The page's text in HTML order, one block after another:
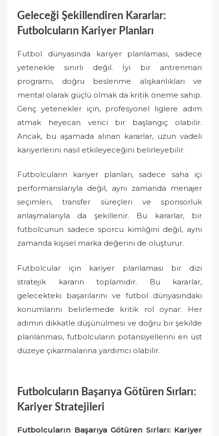
Geleceği Şekillendiren Kararlar:
Futbolcuların Kariyer Planları
Futbol dünyasında kariyer planlaması, sadece
yetenekle sınırlı değil. İyi bir antrenman
programı, doğru beslenme alışkanlıkları ve
mental olarak güçlü olmak da kritik öneme sahip.
Genç yetenekler için, profesyonel liglere adım
atmak heyecan verici bir başlangıç olabilir.
Ancak, bu aşamada alınan kararlar, uzun vadeli
kariyerlerini nasıl etkileyeceğini belirleyebilir.
Futbolcuların kariyer planları, sadece saha içi
performanslarıyla değil, aynı zamanda menajer
seçimleri, transfer süreçleri ve sponsorluk
anlaşmalarıyla da şekillenir. Bu kararlar, bir
futbolcunun sadece sporcu kimliğini değil, aynı
zamanda kişisel marka değerini de oluşturur.
Futbolcular için kariyer planlaması bir dizi
stratejik kararın toplamıdır. Bu kararlar,
gelecekteki başarılarını ve futbol dünyasındaki
konumlarını belirlemede kritik rol oynar. Her
adımın dikkatle düşünülmesi ve doğru bir şekilde
planlanması, futbolcuların potansiyellerini en üst
düzeye çıkarmalarına yardımcı olabilir.
Futbolcuların Başarıya Götüren Sırları:
Kariyer Stratejileri
Futbolcuların Başarıya Götüren Sırları: Kariyer